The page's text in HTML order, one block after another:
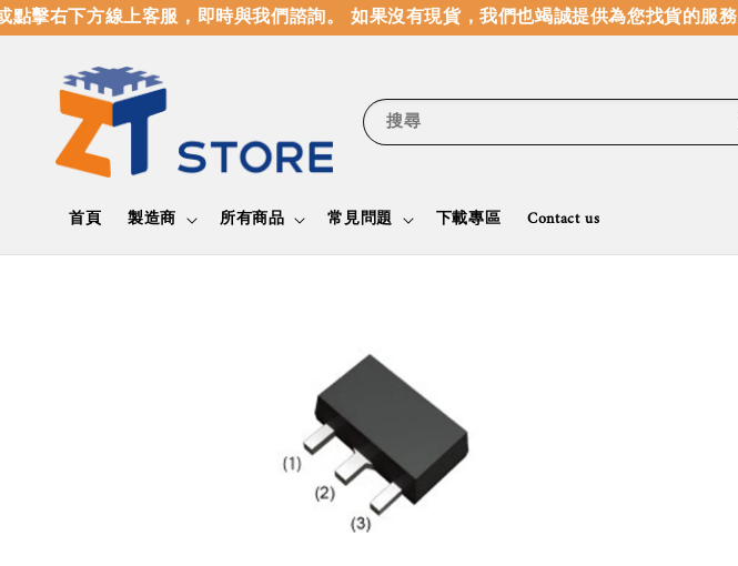
擊右下方線上客服，即時與我們諮詢。 如果沒有現貨，我們也竭誠提供為您找貨的服務。
搜尋
首頁 製造商 所有商品 常見問題 下載專區 Contact us